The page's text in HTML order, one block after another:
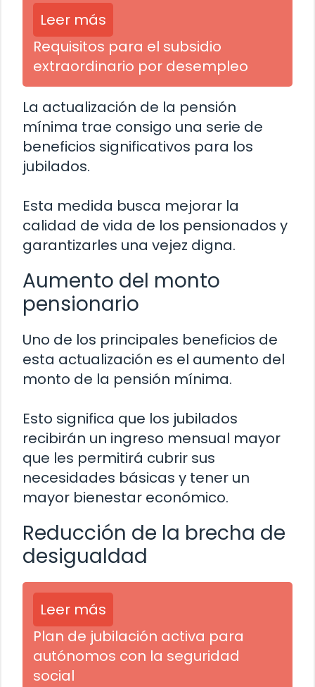
Leer más
Requisitos para el subsidio
extraordinario por desempleo
La actualización de la pensión
mínima trae consigo una serie de
beneficios significativos para los
jubilados.
Esta medida busca mejorar la
calidad de vida de los pensionados y
garantizarles una vejez digna.
Aumento del monto
pensionario
Uno de los principales beneficios de
esta actualización es el aumento del
monto de la pensión mínima.
Esto significa que los jubilados
recibirán un ingreso mensual mayor
que les permitirá cubrir sus
necesidades básicas y tener un
mayor bienestar económico.
Reducción de la brecha de
desigualdad
Leer más
Plan de jubilación activa para
autónomos con la seguridad
social